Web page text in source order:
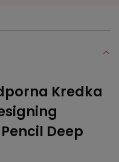
Kredka
Deep